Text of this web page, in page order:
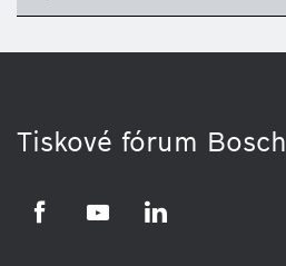
Tiskové fórum Bosch